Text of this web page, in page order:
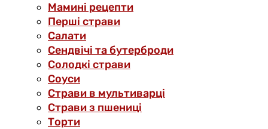
Мамині рецепти
Перші страви
Салати
Сендвічі та бутерброди
Солодкі страви
Соуси
Страви в мультиварці
Страви з пшениці
Торти